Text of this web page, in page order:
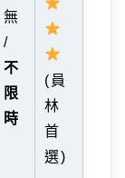
無
/
不
限
時
(員
林
首
選)